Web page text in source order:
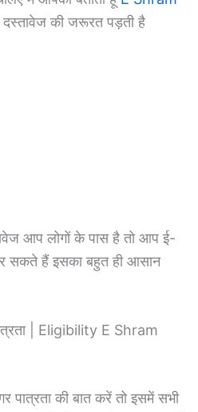
दस्तावेज की जरूरत पड़ती है
आप लोगों के पास है तो आप ई-
सकते हैं इसका बहुत ही आसान
| Eligibility E Shram
पात्रता की बात करें तो इसमें सभी